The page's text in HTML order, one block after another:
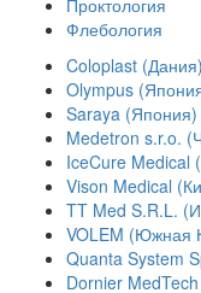
Проктология
Флебология
Coloplast (Дания)
Olympus
Saraya (Япония)
Medetron s.r.o.
IceCure Medical
Vison Medical
TT Med S.R.L.
VOLEM (Южная
Quanta System
Dornier